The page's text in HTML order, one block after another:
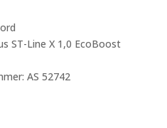
ST-Line X 1,0 EcoBoost
AS 52742